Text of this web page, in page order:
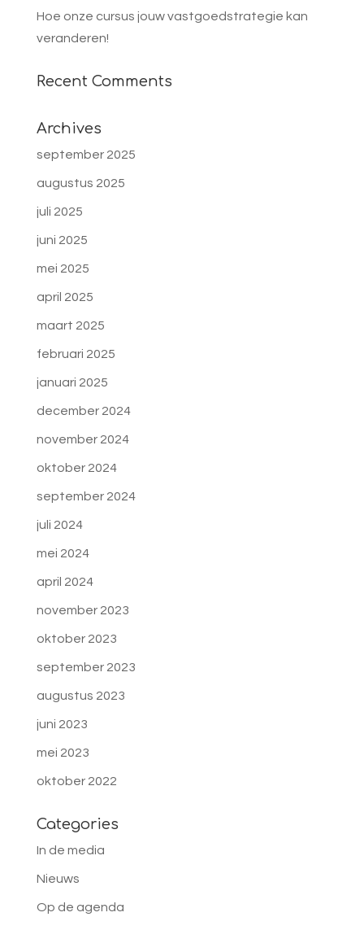
Hoe onze cursus jouw vastgoedstrategie kan
veranderen!
Recent Comments
Archives
september 2025
augustus 2025
juli 2025
juni 2025
mei 2025
april 2025
maart 2025
februari 2025
januari 2025
december 2024
november 2024
oktober 2024
september 2024
juli 2024
mei 2024
april 2024
november 2023
oktober 2023
september 2023
augustus 2023
juni 2023
mei 2023
oktober 2022
Categories
In de media
Nieuws
Op de agenda